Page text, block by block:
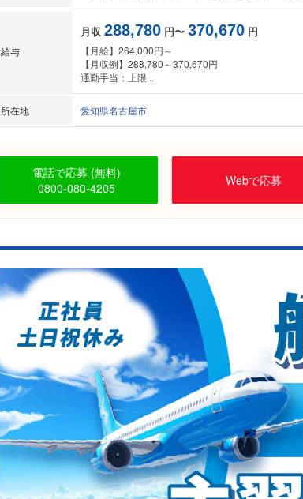
給与
月収 288,780 円〜 370,670 円
【月給】264,000円～
【月収例】288,780～370,670円
通勤手当：上限...
所在地 愛知県名古屋市
電話で応募 (無料)
0800-080-4205
Webで応募